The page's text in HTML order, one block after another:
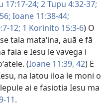
17:17-24; 2 Tupu 4:32-37;
Ioane 11:38-44;
12; 1 Korinito 15:3-6) O
tala mataʻina, auā e fā
faia e Iesu le vavega i
(Ioane 11:39, 42) E
na latou iloa le moni o
ai e fasiotia Iesu ma
11.